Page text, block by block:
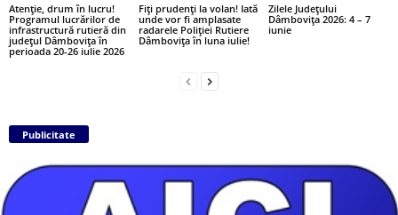
Atenție, drum în lucru!
Programul lucrărilor de
infrastructură rutieră din
județul Dâmbovița în
perioada 20-26 iulie 2026
Fiți prudenți la volan! Iată
unde vor fi amplasate
radarele Poliției Rutiere
Dâmbovița în luna iulie!
Zilele Județului
Dâmbovița 2026: 4 – 7
iunie
Publicitate